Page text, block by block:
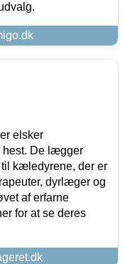
elsker
hest. De lægger
kæledyrene, der er
dyrlæger og
af erfarne
for at se deres